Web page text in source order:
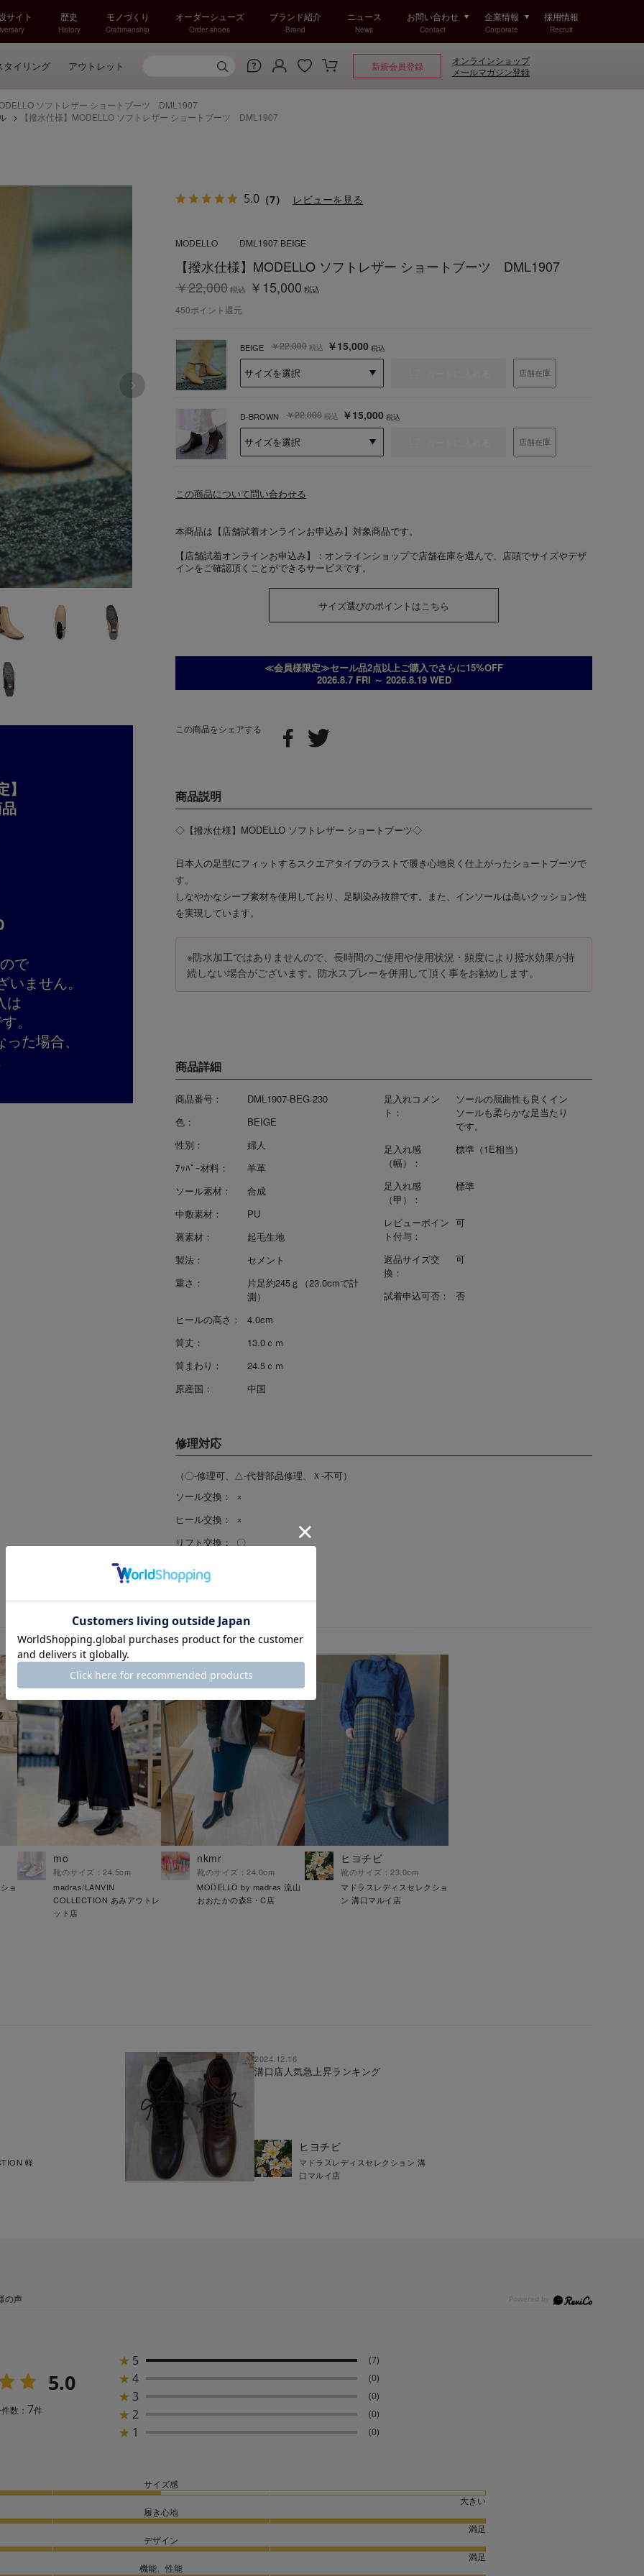
サイト 歴史
History
モノづくり
Craftmanship
オーダーシューズ
Order shoes
ブランド紹介
Brand
ニュース
News
お問い合わせ
Contact
企業情報
Corporate
採用情報
Recruit
タイリング アウトレット 新規会員登録
オンラインショップ
メールマガジン登録
ソフトレザー ショートブーツ DML1907
> 【撥水仕様】MODELLO ソフトレザー ショートブーツ DML1907
で
ません。
は
。
た場合、
この商品をシェアする
5.0 （7） レビューを見る
【撥水仕様】MODELLO ソフトレザー ショートブーツ DML1907
￥15,000 税込
￥22,000税込
商品詳細
商品番号：
DML1907-BEG-230
色：
BEIGE
性別：
婦人
ｱｯﾊﾟｰ材料：
羊革
ソール素材：
合成
中敷素材：
PU
裏素材：
起毛生地
製法：
セメント
重さ：
片足約245ｇ（23.0cmで計
測）
ヒールの高さ：
4.0cm
筒丈：
13.0ｃｍ
筒まわり：
24.5ｃｍ
原産国：
中国
足入れコメン
ト：
ソールの屈曲性も良くイン
ソールも柔らかな足当たり
です。
足入れ感
（幅）：
標準（1E相当）
足入れ感
（甲）：
標準
レビューポイン
ト付与：
可
返品サイズ交
換：
可
試着申込可否： 否
修理対応
（〇-修理可、△-代替部品修理、Ｘ-不可）
ソール交換：
×
ヒール交換：
×
リフト交換：
〇
BEIGE ￥15,000 税込
￥22,000 税込
店舗在庫
D-BROWN ￥15,000 税込
￥22,000 税込
店舗在庫
MODELLO DML1907 BEIGE
450ポイント還元
商品説明
◇【撥水仕様】MODELLO ソフトレザー ショートブーツ◇
日本人の足型にフィットするスクエアタイプのラストで履き心地良く仕上がったショートブーツで
す。
しなやかなシープ素材を使用しており、足馴染み抜群です。また、インソールは高いクッション性
を実現しています。
※防水加工ではありませんので、長時間のご使用や使用状況・頻度により撥水効果が持
続しない場合がございます。防水スプレーを併用して頂く事をお勧めします。
この商品について問い合わせる
本商品は【店舗試着オンラインお申込み】対象商品です。
【店舗試着オンラインお申込み】：オンラインショップで店舗在庫を選んで、店頭でサイズやデザ
インをご確認頂くことができるサービスです。
サイズ選びのポイントはこちら
≪会員様限定≫セール品2点以上ご購入でさらに15%OFF
2026.8.7 FRI ～ 2026.8.19 WED
ョ
mo
靴のサイズ：24.5cm
madras/LANVIN
COLLECTION あみアウトレ
ット店
nkmr
靴のサイズ：24.0cm
MODELLO by madras 流山
おおたかの森S・C店
ヒヨチビ
靴のサイズ：23.0cm
マドラスレディスセレクショ
ン 溝口マルイ店
軽
2024.12.16
溝口店人気急上昇ランキング
ヒヨチビ
マドラスレディスセレクション 溝
口マルイ店
の声
5.0
数： 7件
★ 5 (7)
★4 (0)
★ 3 (0)
★2 (0)
★ 1 (0)
サイズ感
大きい
履き心地
満足
デザイン
満足
機能、性能